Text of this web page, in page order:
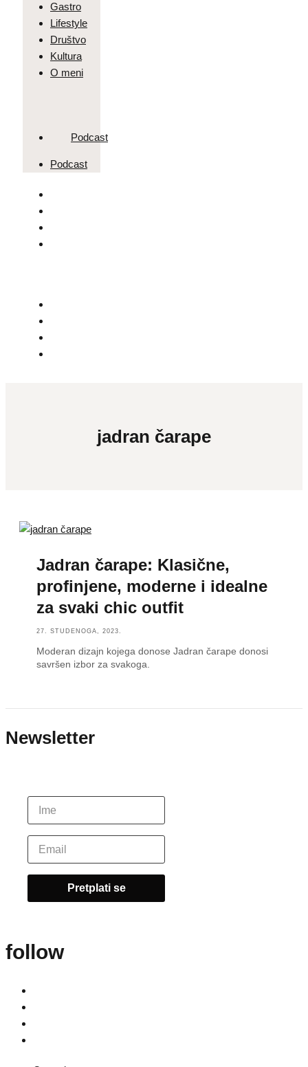
Gastro
Lifestyle
Društvo
Kultura
O meni
Podcast
Podcast
jadran čarape
Jadran čarape: Klasične,
profinjene, moderne i idealne
za svaki chic outfit
27. STUDENOGA, 2023.
Moderan dizajn kojega donose Jadran čarape donosi
savršen izbor za svakoga.
Newsletter
follow